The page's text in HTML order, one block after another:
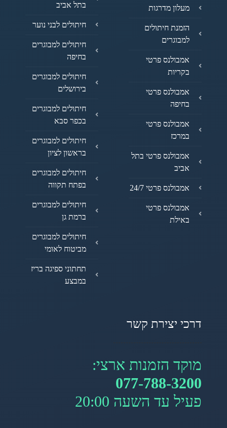
מעלון מדרגות
הזמנת חיתולים
למבוגרים
אמבולנס פרטי
בקריות
אמבולנס פרטי
בחיפה
אמבולנס פרטי
במרכז
אמבולנס פרטי בתל
אביב
אמבולנס פרטי 24/7
אמבולנס פרטי
באילת
בתל אביב
חיתולים לבני נוער
חיתולים למבוגרים
בחיפה
חיתולים למבוגרים
בירושלים
חיתולים למבוגרים
בכפר סבא
חיתולים למבוגרים
בראשון לציון
חיתולים למבוגרים
בפתח תקווה
חיתולים למבוגרים
ברמת גן
חיתולים למבוגרים
מביטוח לאומי
תחתוני ספיגה בריז
במבצע
דרכי יצירת קשר
מוקד הזמנות ארצי:
077-788-3200
פעיל עד השעה 20:00